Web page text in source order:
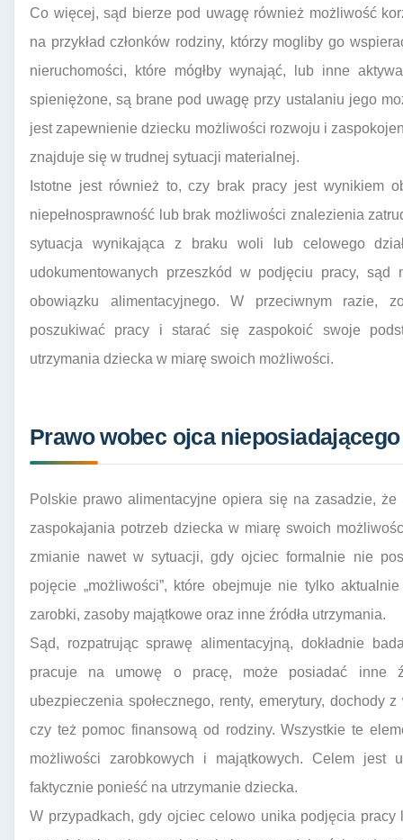
Co więcej, sąd bierze pod uwagę również możliwość
na przykład członków rodziny, którzy mogliby go
nieruchomości, które mógłby wynająć, lub inne
spieniężone, są brane pod uwagę przy ustalaniu jego
jest zapewnienie dziecku możliwości rozwoju i
znajduje się w trudnej sytuacji materialnej.
Istotne jest również to, czy brak pracy jest wynikiem
niepełnosprawność lub brak możliwości znalezienia
sytuacja wynikająca z braku woli lub celowego
udokumentowanych przeszkód w podjęciu pracy,
obowiązku alimentacyjnego. W przeciwnym razie,
poszukiwać pracy i starać się zaspokoić swoje
utrzymania dziecka w miarę swoich możliwości.
Prawo wobec ojca
Polskie prawo alimentacyjne opiera się na zasadzie,
zaspokajania potrzeb dziecka w miarę swoich
zmianie nawet w sytuacji, gdy ojciec formalnie nie
pojęcie „możliwości”, które obejmuje nie tylko
zarobki, zasoby majątkowe oraz inne źródła utrzymania.
Sąd, rozpatrując sprawę alimentacyjną, dokładnie
pracuje na umowę o pracę, może posiadać inne
ubezpieczenia społecznego, renty, emerytury, dochody
czy też pomoc finansową od rodziny. Wszystkie te
możliwości zarobkowych i majątkowych. Celem jest
faktycznie ponieść na utrzymanie dziecka.
W przypadkach, gdy ojciec celowo unika podjęcia